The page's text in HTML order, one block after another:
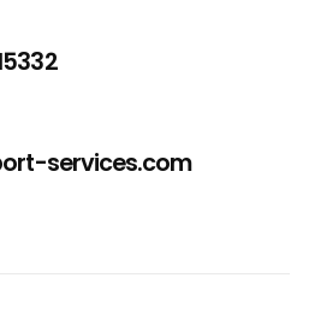
services.com